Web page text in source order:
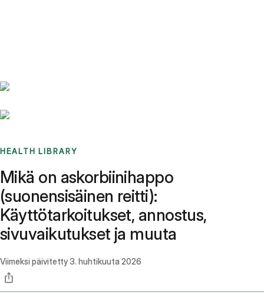
HEALTH LIBRARY
Mikä on askorbiinihappo
(suonensisäinen reitti):
Käyttötarkoitukset, annostus,
sivuvaikutukset ja muuta
Viimeksi päivitetty3. huhtikuuta 2026